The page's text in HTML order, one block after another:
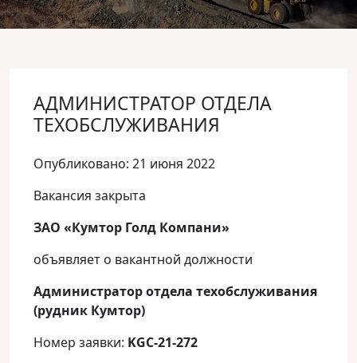
АДМИНИСТРАТОР ОТДЕЛА
ТЕХОБСЛУЖИВАНИЯ
Опубликовано: 21 июня 2022
Вакансия закрыта
ЗАО «Кумтор Голд Компани»
объявляет о вакантной должности
Администратор отдела техобслуживания
(рудник Кумтор)
Номер заявки: KGC-21-272